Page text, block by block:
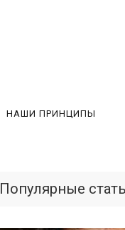
НАШИ ПРИНЦИПЫ
Популярные